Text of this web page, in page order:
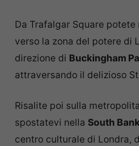
Da Trafalgar Square potete
verso la zona del potere di
direzione di Buckingham
attraversando il delizioso
Risalite poi sulla
spostatevi nella South
centro culturale di Londra,